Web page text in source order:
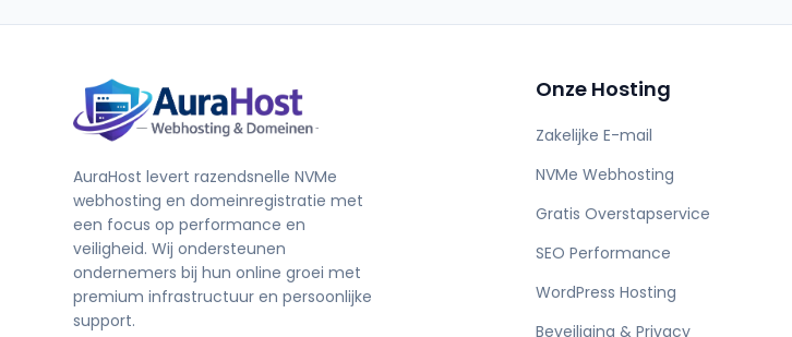
AuraHost levert razendsnelle NVMe
webhosting en domeinregistratie met
een focus op performance en
veiligheid. Wij ondersteunen
ondernemers bij hun online groei met
premium infrastructuur en persoonlijke
support.
Onze Hosting
Zakelijke E-mail
NVMe Webhosting
Gratis Overstapservice
SEO Performance
WordPress Hosting
Beveiliging & Privacy